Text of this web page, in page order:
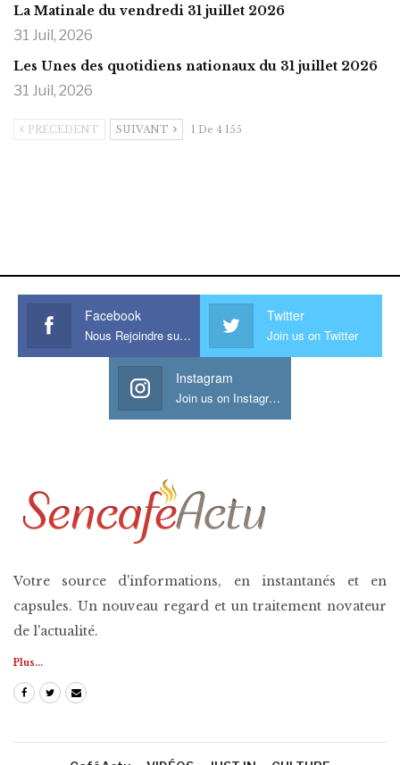
La Matinale du vendredi 31 juillet 2026
31 Juil, 2026
Les Unes des quotidiens nationaux du 31 juillet 2026
31 Juil, 2026
PRÉCÉDENT SUIVANT 1 De 4 155
Facebook
Nous Rejoindre sur Facebook
Twitter
Join us on Twitter
Instagram
Join us on Instagram
Votre source d'informations, en instantanés et en
capsules. Un nouveau regard et un traitement novateur
de l'actualité.
Plus...